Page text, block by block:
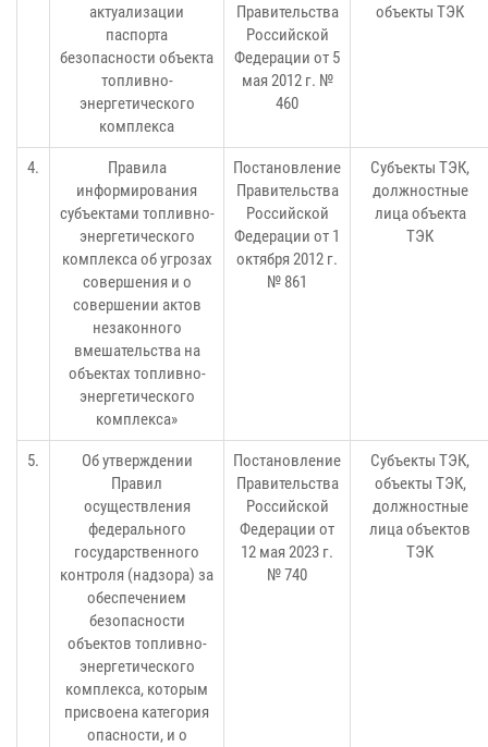
актуализации
паспорта
безопасности объекта
топливно-
энергетического
комплекса
Правительства
Российской
Федерации от 5
мая 2012 г. №
460
объекты ТЭК
4.
Правила
информирования
субъектами топливно-
энергетического
комплекса об угрозах
совершения и о
совершении актов
незаконного
вмешательства на
объектах топливно-
энергетического
комплекса»
Постановление
Правительства
Российской
Федерации от 1
октября 2012 г.
№ 861
Субъекты ТЭК,
должностные
лица объекта
ТЭК
5.
Об утверждении
Правил
осуществления
федерального
государственного
контроля (надзора) за
обеспечением
безопасности
объектов топливно-
энергетического
комплекса, которым
присвоена категория
опасности, и о
Постановление
Правительства
Российской
Федерации от
12 мая 2023 г.
№ 740
Субъекты ТЭК,
объекты ТЭК,
должностные
лица объектов
ТЭК